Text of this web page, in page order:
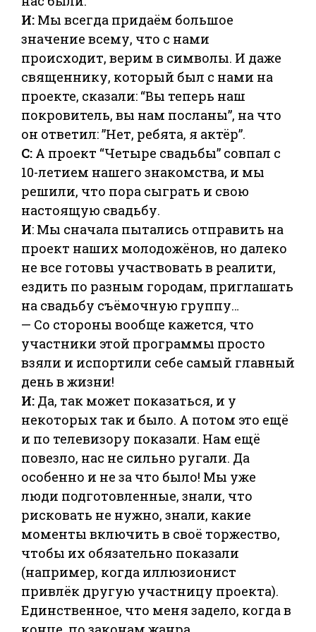
И: Мы всегда придаём большое
значение всему, что с нами
происходит, верим в символы. И даже
священнику, который был с нами на
проекте, сказали: “Вы теперь наш
покровитель, вы нам посланы”, на что
он ответил: ”Нет, ребята, я актёр”.
С: А проект “Четыре свадьбы” совпал с
10-летием нашего знакомства, и мы
решили, что пора сыграть и свою
настоящую свадьбу.
И: Мы сначала пытались отправить на
проект наших молодожёнов, но далеко
не все готовы участвовать в реалити,
ездить по разным городам, приглашать
на свадьбу съёмочную группу…
— Со стороны вообще кажется, что
участники этой программы просто
взяли и испортили себе самый главный
день в жизни!
И: Да, так может показаться, и у
некоторых так и было. А потом это ещё
и по телевизору показали. Нам ещё
повезло, нас не сильно ругали. Да
особенно и не за что было! Мы уже
люди подготовленные, знали, что
рисковать не нужно, знали, какие
моменты включить в своё торжество,
чтобы их обязательно показали
(например, когда иллюзионист
привлёк другую участницу проекта).
Единственное, что меня задело, когда в